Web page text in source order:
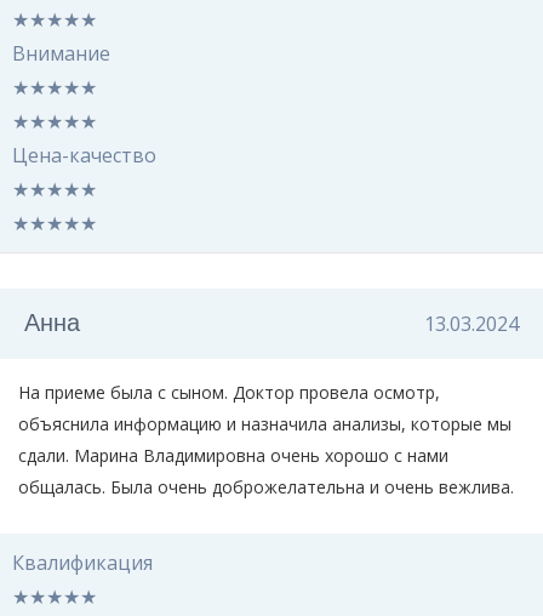
★★★★★
Внимание
★★★★★
★★★★★
Цена-качество
★★★★★
★★★★★
Анна 13.03.2024
На приеме была с сыном. Доктор провела осмотр,
объяснила информацию и назначила анализы, которые мы
сдали. Марина Владимировна очень хорошо с нами
общалась. Была очень доброжелательна и очень вежлива.
Квалификация
★★★★★